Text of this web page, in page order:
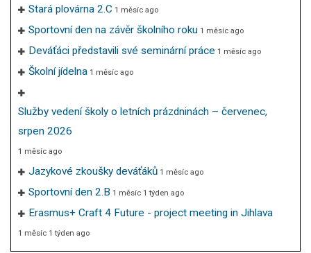
Stará plovárna 2.C 1 měsíc ago
Sportovní den na závěr školního roku 1 měsíc ago
Deváťáci představili své seminární práce 1 měsíc ago
Školní jídelna 1 měsíc ago
Služby vedení školy o letních prázdninách – červenec,
srpen 2026
1 měsíc ago
Jazykové zkoušky deváťáků 1 měsíc ago
Sportovní den 2.B 1 měsíc 1 týden ago
Erasmus+ Craft 4 Future - project meeting in Jihlava
1 měsíc 1 týden ago